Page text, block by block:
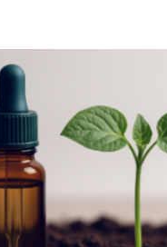
bisher älteste
in Myanmar und hat sich
Zustand erhalten. Es
Gattung beschrieben
Cretosabethes
einer
den ersten Fossilfund
dem Mesozoikum dar,